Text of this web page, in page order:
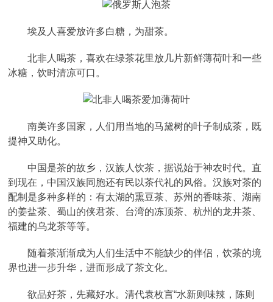
埃及人喜爱放许多白糖，为甜茶。
北非人喝茶，喜欢在绿茶花里放几片新鲜薄荷叶和一些
冰糖，饮时清凉可口。
南美许多国家，人们用当地的马黛树的叶子制成茶，既
提神又助化。
中国是茶的故乡，汉族人饮茶，据说始于神农时代。直
到现在，中国汉族同胞还有民以茶代礼的风俗。汉族对茶的
配制是多种多样的：有太湖的熏豆茶、苏州的香味茶、湖南
的姜盐茶、蜀山的侠君茶、台湾的冻顶茶、杭州的龙井茶、
福建的乌龙茶等等。
随着茶渐渐成为人们生活中不能缺少的伴侣，饮茶的境
界也进一步升华，进而形成了茶文化。
欲品好茶，先藏好水。清代袁枚言“水新则味辣，陈则